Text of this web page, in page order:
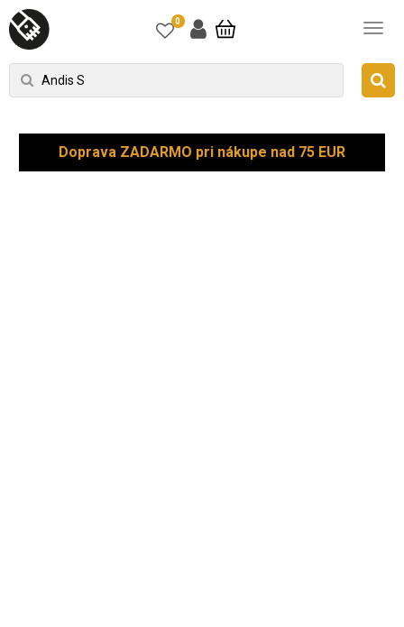
0
Doprava ZADARMO pri nákupe nad 75 EUR